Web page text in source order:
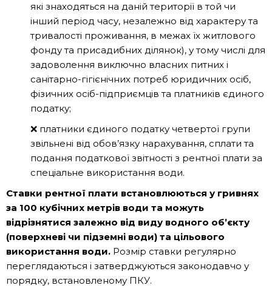
які знаходяться на даній території в той чи
інший період часу, незалежно від характеру та
тривалості проживання, в межах їх житлового
фонду та присадибних ділянок), у тому числі для
задоволення виключно власних питних і
санітарно-гігієнічних потреб юридичних осіб,
фізичних осіб-підприємців та платників єдиного
податку;
❌ платники єдиного податку четвертої групи
звільнені від обов’язку нарахування, сплати та
подання податкової звітності з рентної плати за
спеціальне використання води.
Ставки рентної плати встановлюються у гривнях
за 100 кубічних метрів води та можуть
відрізнятися залежно від виду водного об’єкту
(поверхневі чи підземні води) та цільового
використання води. Розмір ставки регулярно
переглядаються і затверджуються законодавчо у
порядку, встановленому ПКУ.